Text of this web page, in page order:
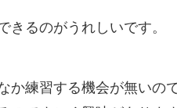
るのがうれしいです。
か練習する機会が無いの